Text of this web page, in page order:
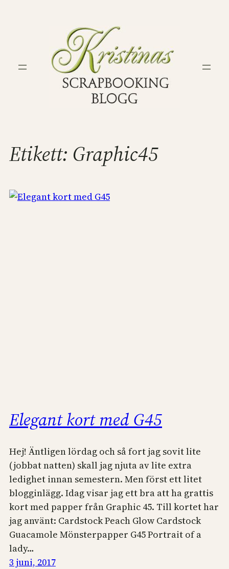
Etikett: Graphic45
Elegant kort med G45
Hej! Äntligen lördag och så fort jag sovit lite
(jobbat natten) skall jag njuta av lite extra
ledighet innan semestern. Men först ett litet
blogginlägg. Idag visar jag ett bra att ha grattis
kort med papper från Graphic 45. Till kortet har
jag använt: Cardstock Peach Glow Cardstock
Guacamole Mönsterpapper G45 Portrait of a
lady…
3 juni, 2017